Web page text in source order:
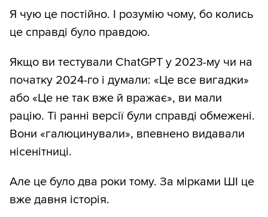
Я чую це постійно. І розумію чому, бо колись
це справді було правдою.
Якщо ви тестували ChatGPT у 2023-му чи на
початку 2024-го і думали: «Це все вигадки»
або «Це не так вже й вражає», ви мали
рацію. Ті ранні версії були справді обмежені.
Вони «галюцинували», впевнено видавали
нісенітниці.
Але це було два роки тому. За мірками ШІ це
вже давня історія.